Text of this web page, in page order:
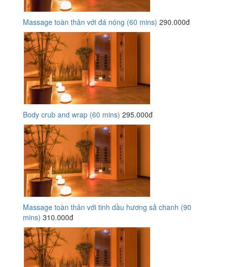
Massage toàn thân với đá nóng (60 mins) 290.000đ
Body crub and wrap (60 mins) 295.000đ
Massage toàn thân với tinh dầu hương sả chanh (90
mins) 310.000đ